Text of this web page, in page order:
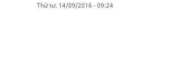
thứ tư, 14/09/2016 - 09:24